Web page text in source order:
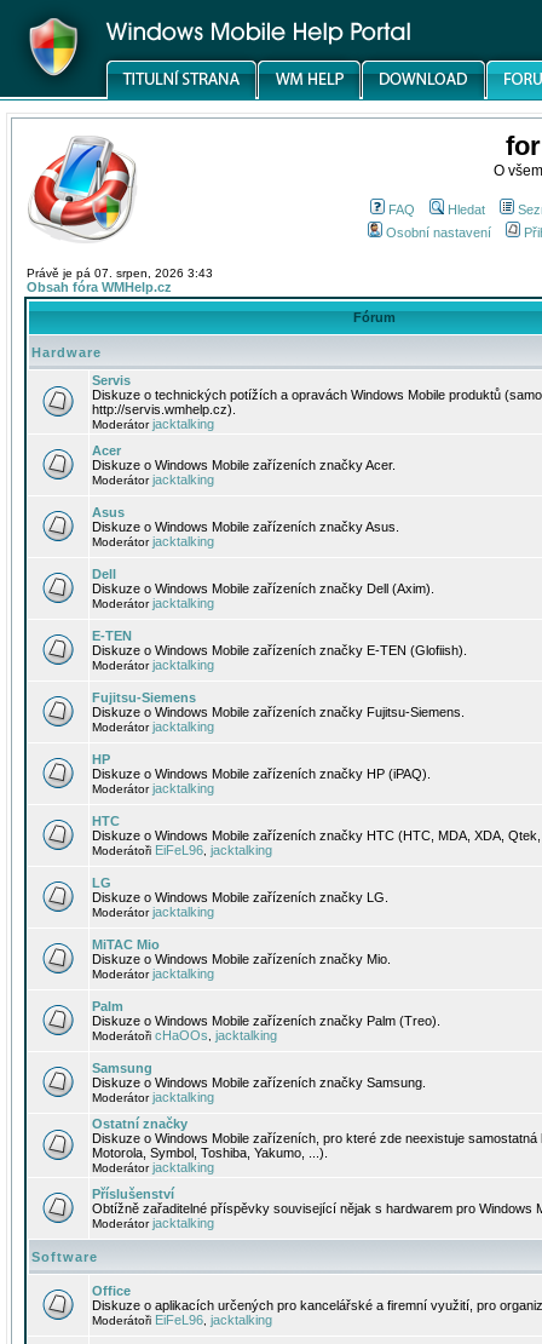
O
FAQ Hledat
Osobní nastavení
Právě je pá 07. srpen, 2026 3:43
Obsah fóra WMHelp.cz
Fórum
Hardware
Servis
Diskuze o technických potížích a opravách Windows Mobile produktů
http://servis.wmhelp.cz).
Moderátorjacktalking
Acer
Diskuze o Windows Mobile zařízeních značky Acer.
Moderátorjacktalking
Asus
Diskuze o Windows Mobile zařízeních značky Asus.
Moderátorjacktalking
Dell
Diskuze o Windows Mobile zařízeních značky Dell (Axim).
Moderátorjacktalking
E-TEN
Diskuze o Windows Mobile zařízeních značky E-TEN (Glofiish).
Moderátorjacktalking
Fujitsu-Siemens
Diskuze o Windows Mobile zařízeních značky Fujitsu-Siemens.
Moderátorjacktalking
HP
Diskuze o Windows Mobile zařízeních značky HP (iPAQ).
Moderátorjacktalking
HTC
Diskuze o Windows Mobile zařízeních značky HTC (HTC, MDA, XDA,
Moderátoři EiFeL96 jacktalking
LG
Diskuze o Windows Mobile zařízeních značky LG.
Moderátorjacktalking
MiTAC Mio
Diskuze o Windows Mobile zařízeních značky Mio.
Moderátorjacktalking
Palm
Diskuze o Windows Mobile zařízeních značky Palm (Treo).
Moderátoři cHaOOs jacktalking
Samsung
Diskuze o Windows Mobile zařízeních značky Samsung.
Moderátorjacktalking
Ostatní značky
Diskuze o Windows Mobile zařízeních, pro které zde neexistuje
Motorola, Symbol, Toshiba, Yakumo, ...).
Moderátorjacktalking
Příslušenství
Obtížně zařaditelné příspěvky související nějak s hardwarem pro Windows
Moderátorjacktalking
Software
Office
Diskuze o aplikacích určených pro kancelářské a firemní využití, pro
Moderátoři EiFeL96 jacktalking